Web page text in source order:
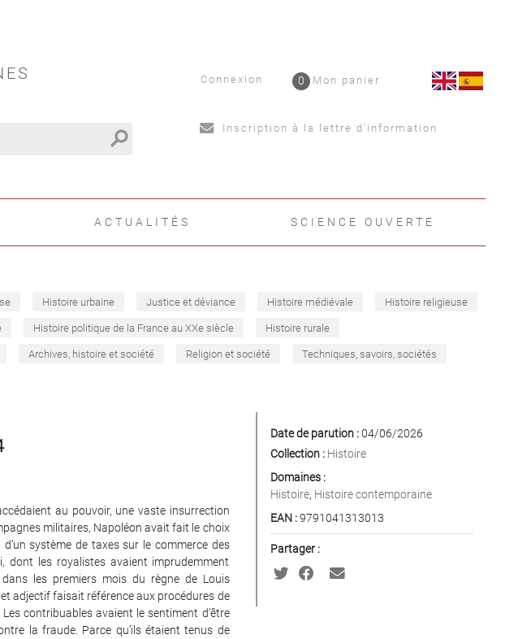
search
Connexion Mon panier
0
Inscription à la lettre d'information
ACTUALITÉS SCIENCE OUVERTE
Histoire urbaine Justice et déviance Histoire médiévale Histoire religieuse
Histoire politique de la France au XXe siècle Histoire rurale
Archives, histoire et société Religion et société Techniques, savoirs, sociétés
au pouvoir, une vaste insurrection
militaires, Napoléon avait fait le choix
système de taxes sur le commerce des
dont les royalistes avaient imprudemment
les premiers mois du règne de Louis
adjectif faisait référence aux procédures de
contribuables avaient le sentiment d’être
la fraude. Parce qu’ils étaient tenus de
Date de parution :04/06/2026
Collection : Histoire
Domaines :
Histoire, Histoire contemporaine
EAN :9791041313013
Partager :